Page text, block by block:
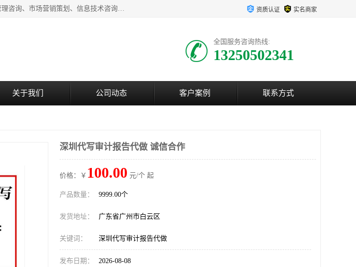
广州中赢信息科技有限公司主营：财务审计报告、投标审计报告、审计报告收费、企业管理咨询、市场营销策划、信息技术咨询服务、广告制作、会议及展览服务、软件开发 资质认证 实名商家
全国服务咨询热线:
13250502341
关于我们 公司动态 客户案例 联系方式
深圳代写审计报告代做 诚信合作
价格：￥ 100.00 元/个 起
产品数量： 9999.00个
发货地址： 广东省广州市白云区
关键词： 深圳代写审计报告代做
发布日期： 2026-08-08